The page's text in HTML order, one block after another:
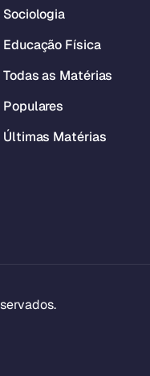
Sociologia
Educação Física
Todas as Matérias
Populares
Últimas Matérias